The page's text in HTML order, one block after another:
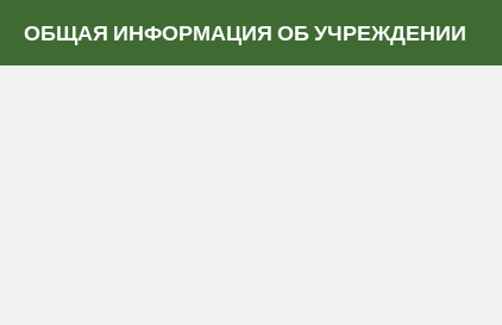
ОБЩАЯ ИНФОРМАЦИЯ ОБ УЧРЕЖДЕНИИ